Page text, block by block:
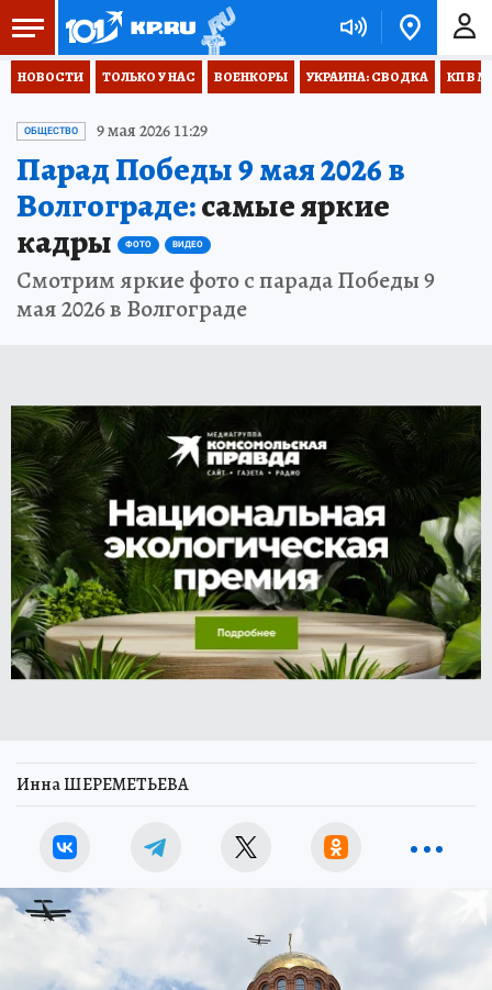
НОВОСТИ ТОЛЬКО У НАС ВОЕНКОРЫ УКРАИНА: СВОДКА КП В
ОБЩЕСТВО 9 мая 2026 11:29
Парад Победы 9 мая 2026 в
Волгограде:самые яркие
кадры
ФОТО ВИДЕО
Смотрим яркие фото с парада Победы 9
мая 2026 в Волгограде
Инна ШЕРЕМЕТЬЕВА